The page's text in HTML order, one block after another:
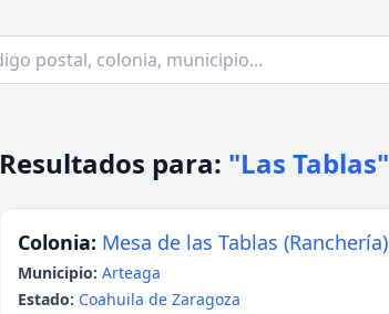
Resultados para: "Las Tablas"
Colonia: Mesa de las Tablas (Ranchería)
Municipio: Arteaga
Estado: Coahuila de Zaragoza